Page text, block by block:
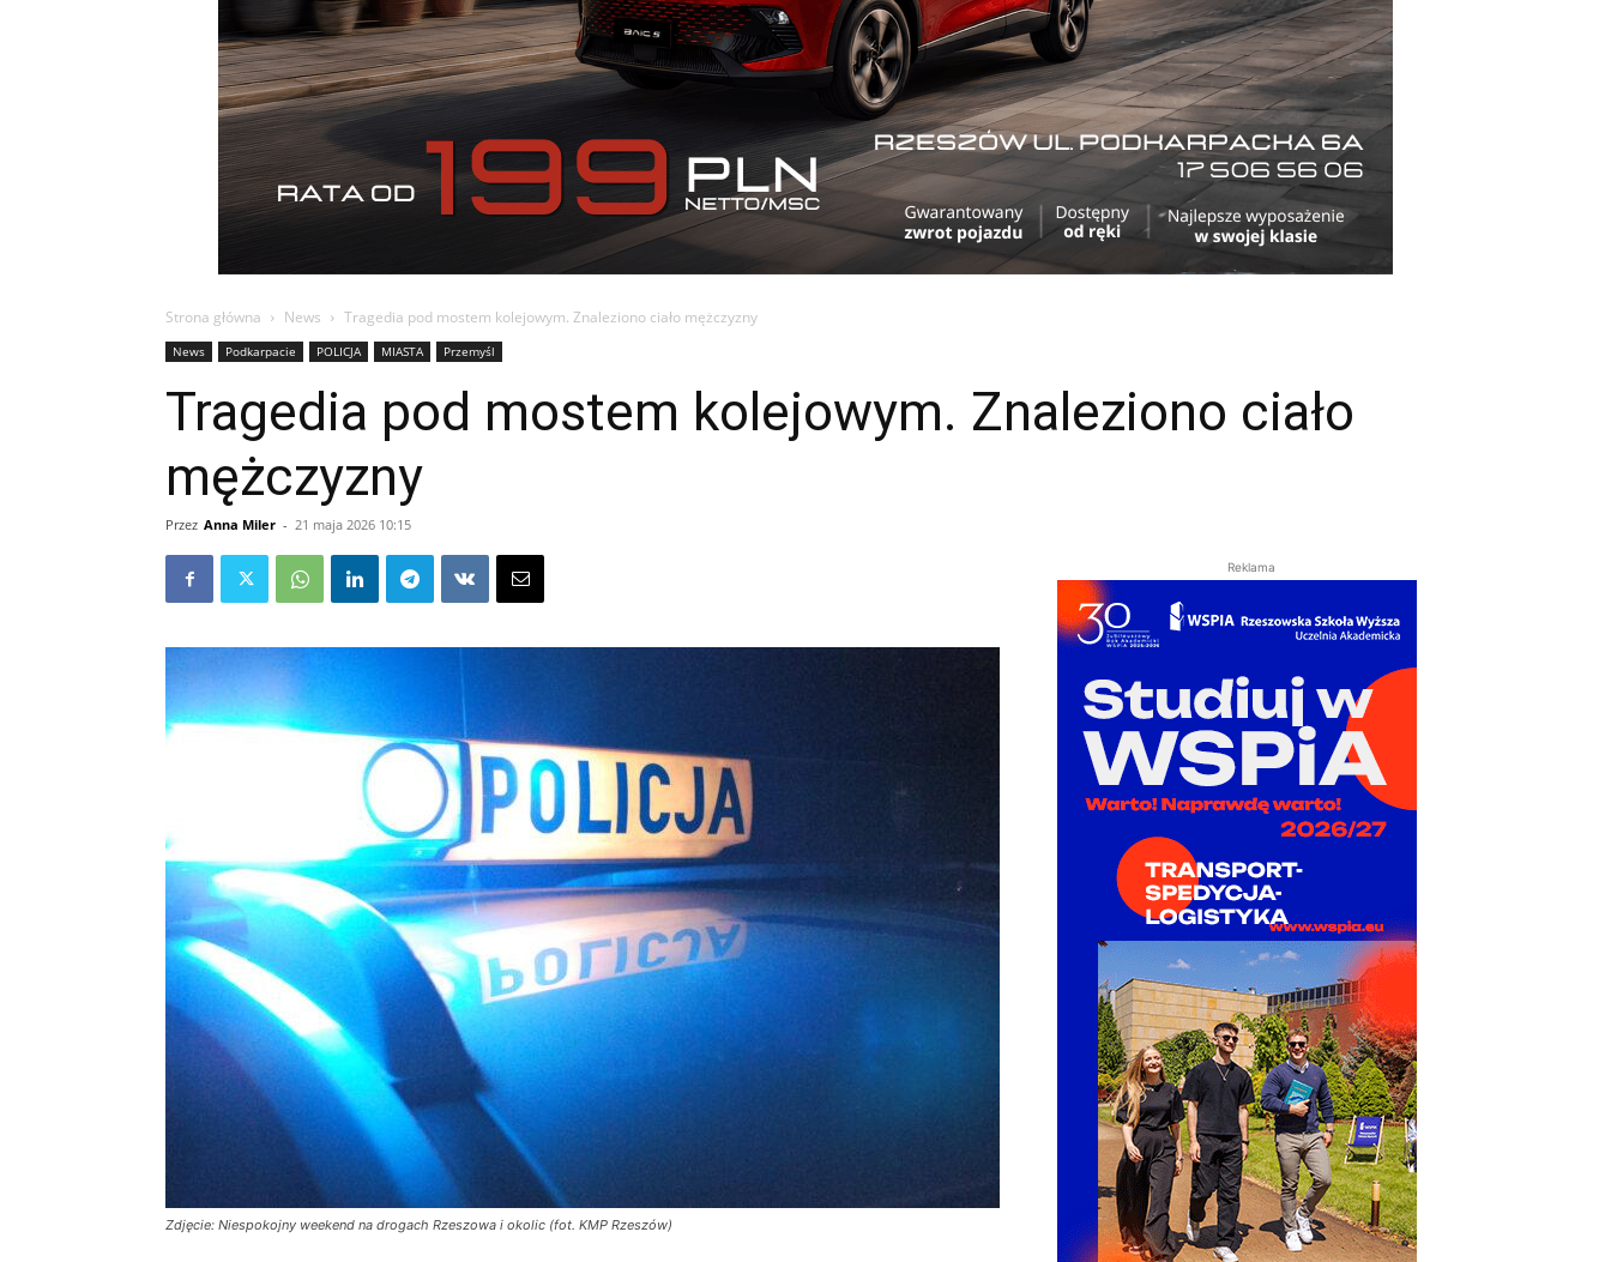
Strona główna News Tragedia pod mostem kolejowym. Znaleziono ciało mężczyzny
News Podkarpacie POLICJA MIASTA Przemyśl
Tragedia pod mostem kolejowym. Znaleziono ciało
mężczyzny
Przez Anna Miler - 21 maja 2026 10:15
Zdjęcie: Niespokojny weekend na drogach Rzeszowa i okolic (fot. KMP Rzeszów)
Reklama